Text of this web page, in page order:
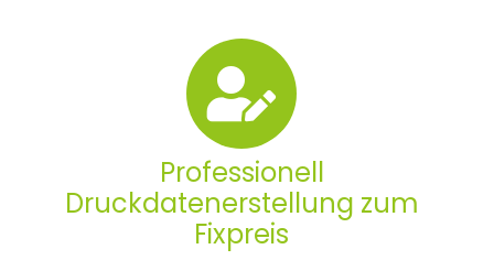
Professionell
Druckdatenerstellung zum
Fixpreis